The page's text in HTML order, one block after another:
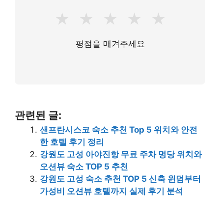
★ ★ ★ ★ ★
평점을 매겨주세요
관련된 글:
샌프란시스코 숙소 추천 Top 5 위치와 안전
한 호텔 후기 정리
강원도 고성 아야진항 무료 주차 명당 위치와
오션뷰 숙소 TOP 5 추천
강원도 고성 숙소 추천 TOP 5 신축 윈덤부터
가성비 오션뷰 호텔까지 실제 후기 분석